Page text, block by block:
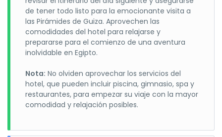
de tener todo listo para la emocionante visita a
las Pirámides de Guiza. Aprovechen las
comodidades del hotel para relajarse y
prepararse para el comienzo de una aventura
inolvidable en Egipto.
Nota: No olviden aprovechar los servicios del
hotel, que pueden incluir piscina, gimnasio, spa y
restaurantes, para empezar su viaje con la mayor
comodidad y relajación posibles.